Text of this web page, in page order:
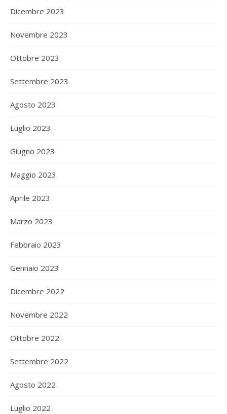
Dicembre 2023
Novembre 2023
Ottobre 2023
Settembre 2023
Agosto 2023
Luglio 2023
Giugno 2023
Maggio 2023
Aprile 2023
Marzo 2023
Febbraio 2023
Gennaio 2023
Dicembre 2022
Novembre 2022
Ottobre 2022
Settembre 2022
Agosto 2022
Luglio 2022